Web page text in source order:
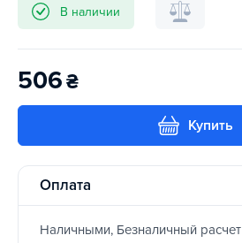
В наличии
506₴
Купить
Оплата
Наличными, Безналичный расчет